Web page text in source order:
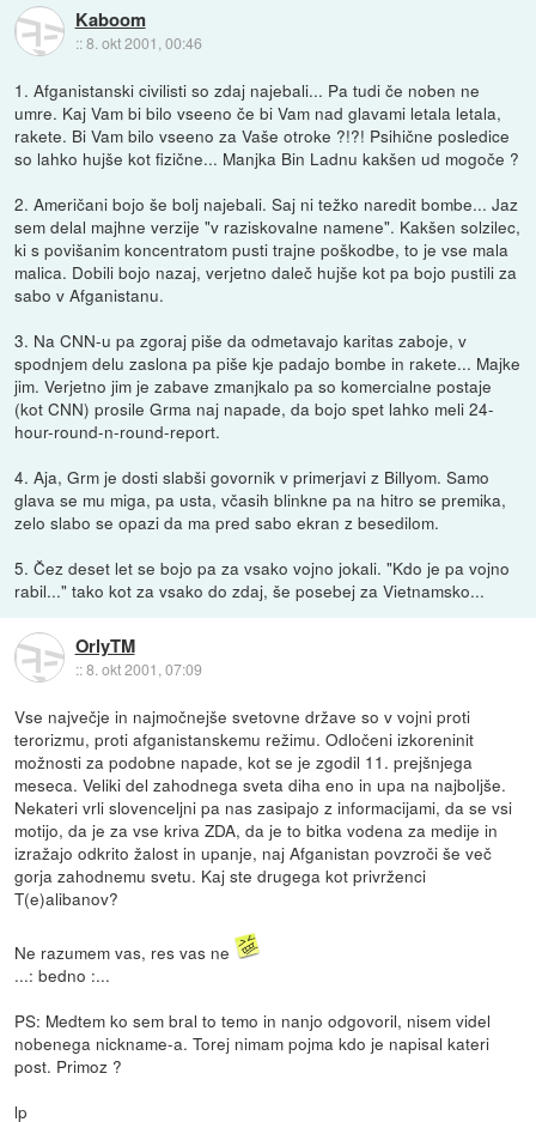
Kaboom
::8. okt 2001, 00:46
1. Afganistanski civilisti so zdaj najebali... Pa tudi če noben ne
umre. Kaj Vam bi bilo vseeno če bi Vam nad glavami letala letala,
rakete. Bi Vam bilo vseeno za Vaše otroke ?!?! Psihične posledice
so lahko hujše kot fizične... Manjka Bin Ladnu kakšen ud mogoče ?
2. Američani bojo še bolj najebali. Saj ni težko naredit bombe... Jaz
sem delal majhne verzije "v raziskovalne namene". Kakšen solzilec,
ki s povišanim koncentratom pusti trajne poškodbe, to je vse mala
malica. Dobili bojo nazaj, verjetno daleč hujše kot pa bojo pustili za
sabo v Afganistanu.
3. Na CNN-u pa zgoraj piše da odmetavajo karitas zaboje, v
spodnjem delu zaslona pa piše kje padajo bombe in rakete... Majke
jim. Verjetno jim je zabave zmanjkalo pa so komercialne postaje
(kot CNN) prosile Grma naj napade, da bojo spet lahko meli 24-
hour-round-n-round-report.
4. Aja, Grm je dosti slabši govornik v primerjavi z Billyom. Samo
glava se mu miga, pa usta, včasih blinkne pa na hitro se premika,
zelo slabo se opazi da ma pred sabo ekran z besedilom.
5. Čez deset let se bojo pa za vsako vojno jokali. "Kdo je pa vojno
rabil..." tako kot za vsako do zdaj, še posebej za Vietnamsko...
OrlyTM
::8. okt 2001, 07:09
Vse največje in najmočnejše svetovne države so v vojni proti
terorizmu, proti afganistanskemu režimu. Odločeni izkoreninit
možnosti za podobne napade, kot se je zgodil 11. prejšnjega
meseca. Veliki del zahodnega sveta diha eno in upa na najboljše.
Nekateri vrli slovenceljni pa nas zasipajo z informacijami, da se vsi
motijo, da je za vse kriva ZDA, da je to bitka vodena za medije in
izražajo odkrito žalost in upanje, naj Afganistan povzroči še več
gorja zahodnemu svetu. Kaj ste drugega kot privrženci
T(e)alibanov?
Ne razumem vas, res vas ne
...: bedno :...
PS: Medtem ko sem bral to temo in nanjo odgovoril, nisem videl
nobenega nickname-a. Torej nimam pojma kdo je napisal kateri
post. Primoz ?
lp